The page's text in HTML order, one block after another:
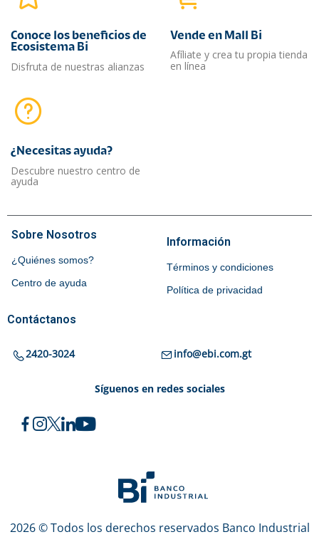
Conoce los beneficios de
Ecosistema Bi
Disfruta de nuestras alianzas
Vende en Mall Bi
Afíliate y crea tu propia tienda
en línea
¿Necesitas ayuda?​
Descubre nuestro centro de
ayuda
Sobre Nosotros
¿Quiénes somos?
Centro de ayuda
Información
Términos y condiciones
Política de privacidad
Contáctanos
2420-3024 info@ebi.com.gt
Síguenos en redes sociales
2026 © Todos los derechos reservados Banco Industrial